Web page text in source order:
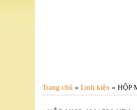
Trang chủ » Linh kiện » HỘP